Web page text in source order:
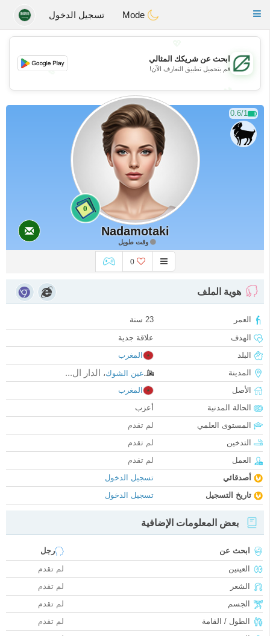
GulfDating
Toggle
تسجيل الدخول
💖
💕
💕
ابحث عن شريكك المثالي
قم بتحميل تطبيق التعارف الآن!
0.6/1
0
Nadamotaki
وقت طويل
0
هوية الملف
العمر
23 سنة
الهدف
علاقة جدية
البلد
المغرب
المدينة
عين الشوك، الدار ال...
الأصل
المغرب
الحالة المدنية
أعزب
المستوى العلمي
لم تقدم
التدخين
لم تقدم
العمل
لم تقدم
أصدقائي
تسجيل الدخول
تاريخ التسجيل
تسجيل الدخول
بعض المعلومات الإضافية
ابحث عن
رجل
العينين
لم تقدم
الشعر
لم تقدم
الجسم
لم تقدم
الطول / القامة
لم تقدم